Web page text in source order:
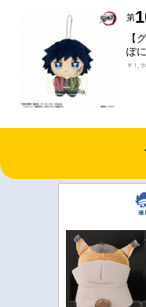
第
【
ぽ
￥